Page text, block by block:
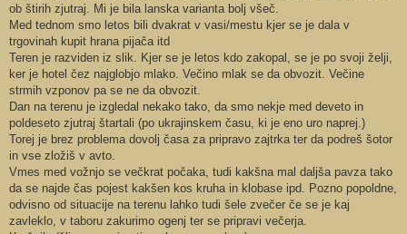
ob štirih zjutraj. Mi je bila lanska varianta bolj všeč.
Med tednom smo letos bili dvakrat v vasi/mestu kjer se je dala v
trgovinah kupit hrana pijača itd
Teren je razviden iz slik. Kjer se je letos kdo zakopal, se je po svoji želji,
ker je hotel čez najglobjo mlako. Večino mlak se da obvozit. Večine
strmih vzponov pa se ne da obvozit.
Dan na terenu je izgledal nekako tako, da smo nekje med deveto in
poldeseto zjutraj štartali (po ukrajinskem času, ki je eno uro naprej.)
Torej je brez problema dovolj časa za pripravo zajtrka ter da podreš šotor
in vse zložiš v avto.
Vmes med vožnjo se večkrat počaka, tudi kakšna mal daljša pavza tako
da se najde čas pojest kakšen kos kruha in klobase ipd. Pozno popoldne,
odvisno od situacije na terenu lahko tudi šele zvečer če se je kaj
zavleklo, v taboru zakurimo ogenj ter se pripravi večerja.